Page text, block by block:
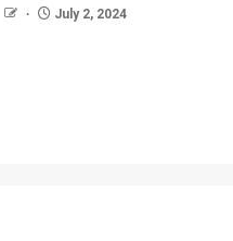
July 2, 2024